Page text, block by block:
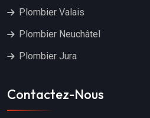
Plombier Valais
Plombier Neuchâtel
Plombier Jura
Contactez-Nous